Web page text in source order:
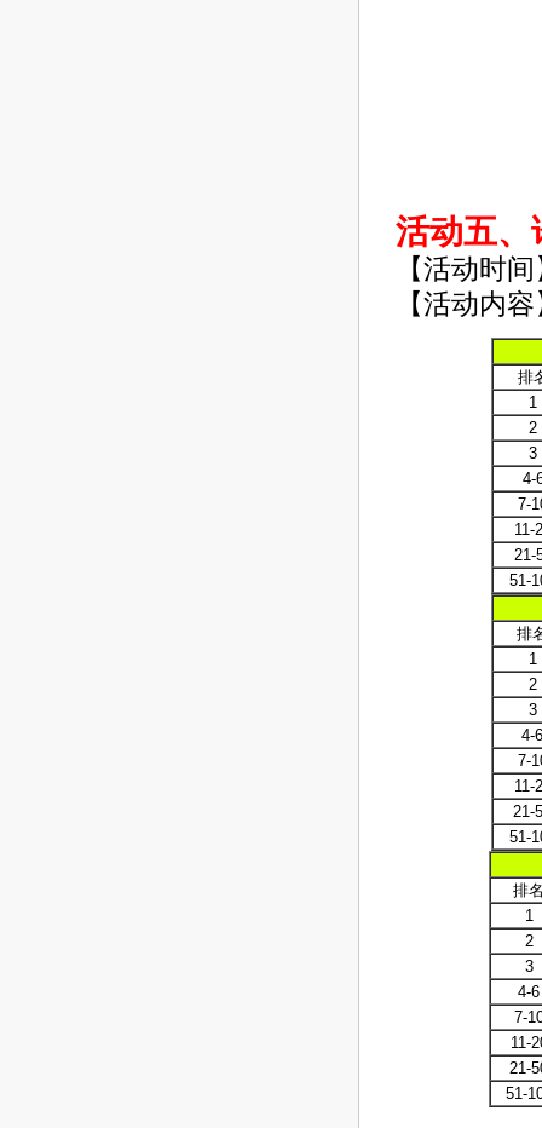
活动五、
【活动时
【活动内
排
1
2
3
4-
7-
11-
21-
51-
排
1
2
3
4-
7-
11-
21-
51-
排
1
2
3
4-6
7-
11-
21-
51-